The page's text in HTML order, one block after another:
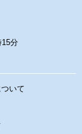
分
いて